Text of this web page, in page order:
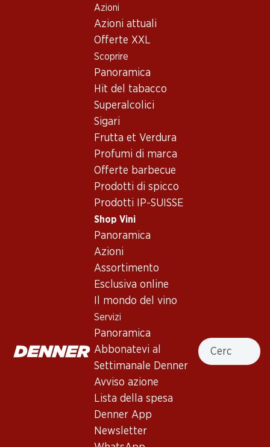
Azioni
Azioni attuali
Offerte XXL
Scoprire
Panoramica
Hit del tabacco
Superalcolici
Sigari
Frutta et Verdura
Profumi di marca
Offerte barbecue
Prodotti di spicco
Prodotti IP-SUISSE
Shop Vini
Panoramica
Azioni
Assortimento
Esclusiva online
Il mondo del vino
Servizi
Panoramica
Abbonatevi al
Settimanale Denner
Avviso azione
Lista della spesa
Denner App
Newsletter
Cercare
Vino/champagne
Linguadoca-Rossiglione
Bio Château La Boutignane Rouge Corbières AOP
Fronte Retro Imballaggio
Bio Château La Boutignane
Rouge Corbières AOP
Linguadoca-Rossiglione , 2024
Rosso viola scuro. Profumo intenso di more, ribes neri e un
po’ di pepe nero. Pieno al palato, con tannini morbidi e